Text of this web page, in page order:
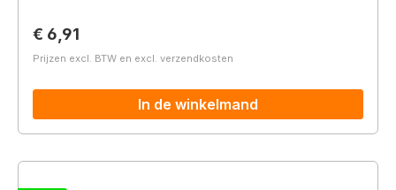
Normale prijs:
€ 6,91
Prijzen excl. BTW en excl. verzendkosten
In de winkelmand